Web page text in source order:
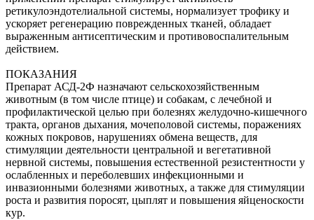
ретикулоэндотелиальной системы, нормализует трофику и
ускоряет регенерацию поврежденных тканей, обладает
выраженным антисептическим и противовоспалительным
действием.
ПОКАЗАНИЯ
Препарат АСД-2Ф назначают сельскохозяйственным
животным (в том числе птице) и собакам, с лечебной и
профилактической целью при болезнях желудочно-кишечного
тракта, органов дыхания, мочеполовой системы, поражениях
кожных покровов, нарушениях обмена веществ, для
стимуляции деятельности центральной и вегетативной
нервной системы, повышения естественной резистентности у
ослабленных и переболевших инфекционными и
инвазионными болезнями животных, а также для стимуляции
роста и развития поросят, цыплят и повышения яйценоскости
кур.